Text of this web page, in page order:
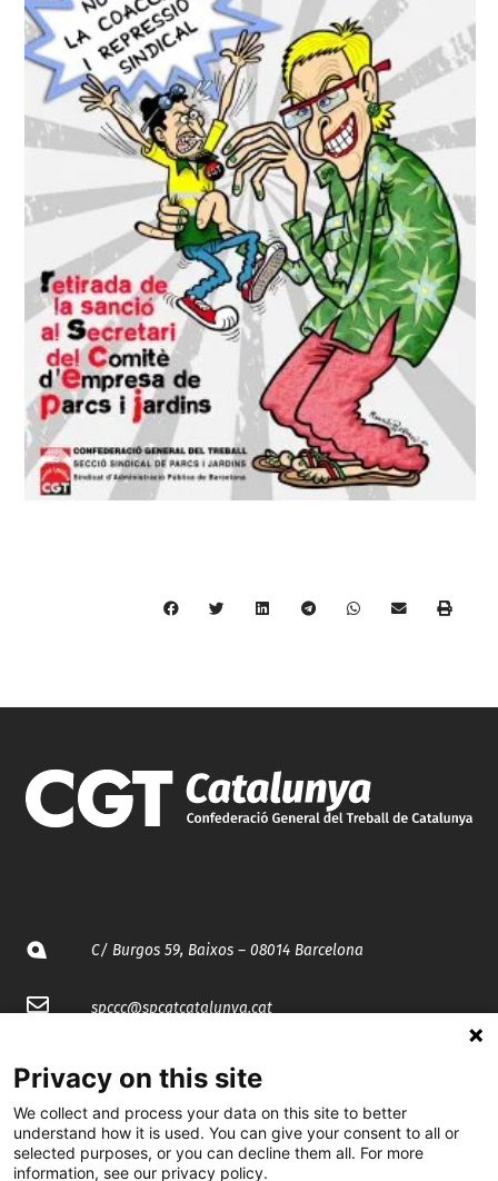
C/ Burgos 59, Baixos – 08014 Barcelona
spccc@spcgtcatalunya.cat
@CGTCatalunya
cgtcatalunya
Privacy on this site
We collect and process your data on this site to better
understand how it is used. You can give your consent to all or
selected purposes, or you can decline them all. For more
information, see our privacy policy.